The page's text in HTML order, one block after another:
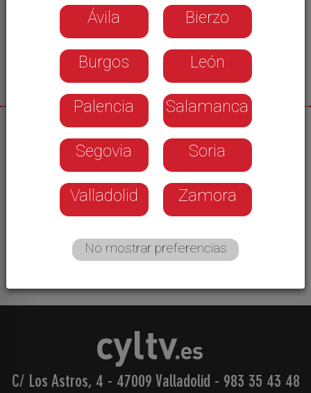
27/05/2026
Se dispara la venta de gafas homologadas para
la observación del eclipse solar total del 12 de
agosto. La demanda en centros ópticos de Soria
no deja de crecer. Algunos comercios han
persona y vez.
C/ Los Astros, 4 - 47009 Valladolid - 983 35 43 48
Ávila Bierzo
Burgos León
Palencia Salamanca
Segovia Soria
Valladolid Zamora
No mostrar preferencias